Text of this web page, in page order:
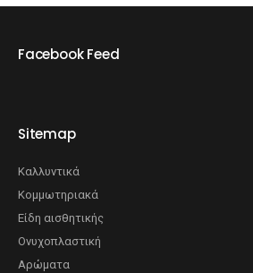
Facebook Feed
Sitemap
Καλλυντικά
Κομμωτηριακά
Είδη αισθητικής
Ονυχοπλαστική
Αρώματα